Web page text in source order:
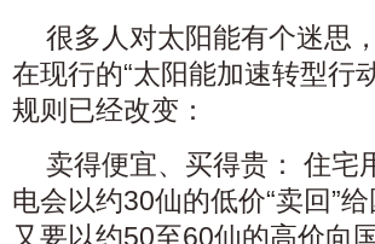
很多人对太阳能有个迷思
在现行的“太阳能加速转型行
规则已经改变：
卖得便宜、买得贵： 住宅
电会以约30仙的低价“卖回”
又要以约50至60仙的高价向国